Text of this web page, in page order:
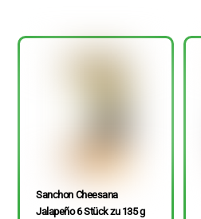
Sanchon Cheesana
Jalapeño 6 Stück zu 135 g